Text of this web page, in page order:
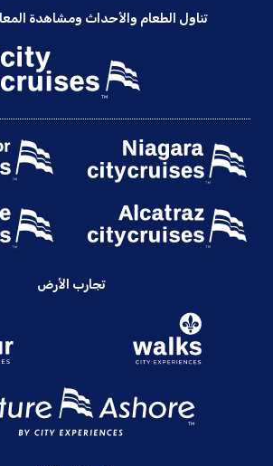
تناول الطعام والأحداث ومشاهدة
تجارب الأرض